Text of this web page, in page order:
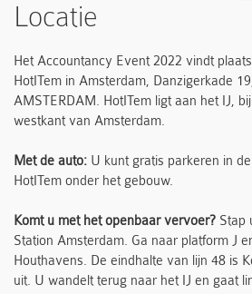
Locatie
Het Accountancy Event 2022 vindt
HotITem in Amsterdam, Danzigerkade
AMSTERDAM. HotITem ligt aan het IJ,
westkant van Amsterdam.
Met de auto: U kunt gratis parkeren in
HotITem onder het gebouw.
Komt u met het openbaar vervoer? Stap
Station Amsterdam. Ga naar platform J
Houthavens. De eindhalte van lijn 48 is
uit. U wandelt terug naar het IJ en gaat